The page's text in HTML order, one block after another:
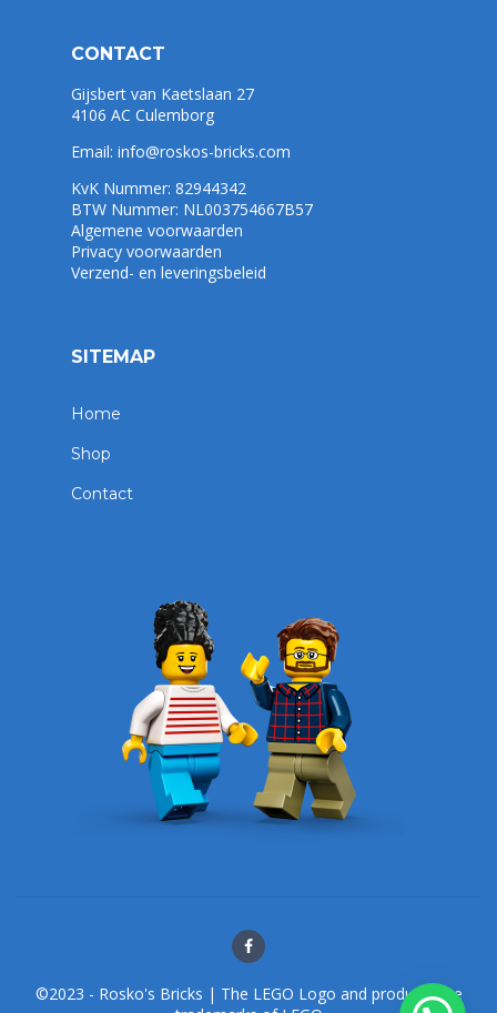
CONTACT
Gijsbert van Kaetslaan 27
4106 AC Culemborg
Email: info@roskos-bricks.com
KvK Nummer: 82944342
BTW Nummer: NL003754667B57
Algemene voorwaarden
Privacy voorwaarden
Verzend- en leveringsbeleid
SITEMAP
Home
Shop
Contact
©2023 - Rosko's Bricks | The LEGO Logo and products are